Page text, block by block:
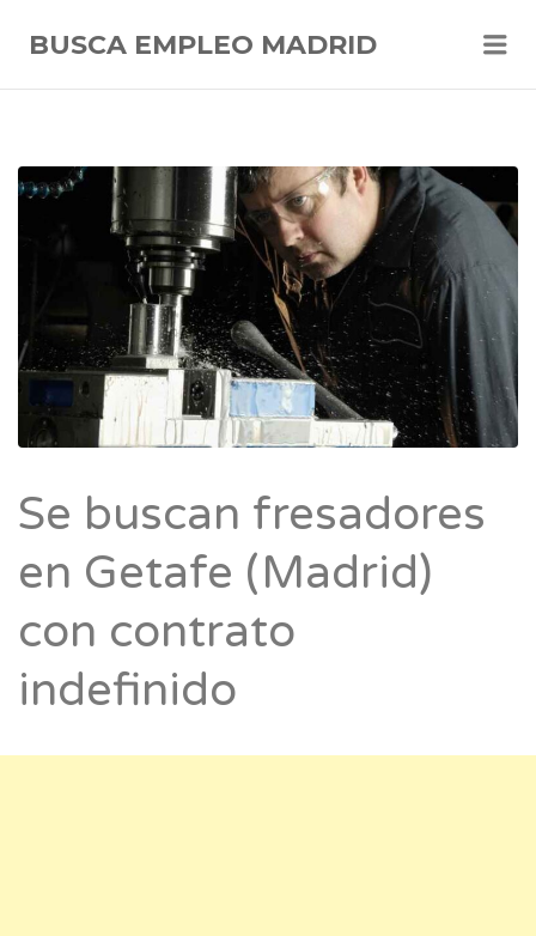
BUSCA EMPLEO MADRID
Se buscan fresadores
en Getafe (Madrid)
con contrato
indefinido